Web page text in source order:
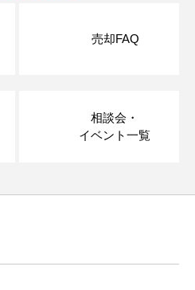
売却FAQ
相談会・
イベント一覧